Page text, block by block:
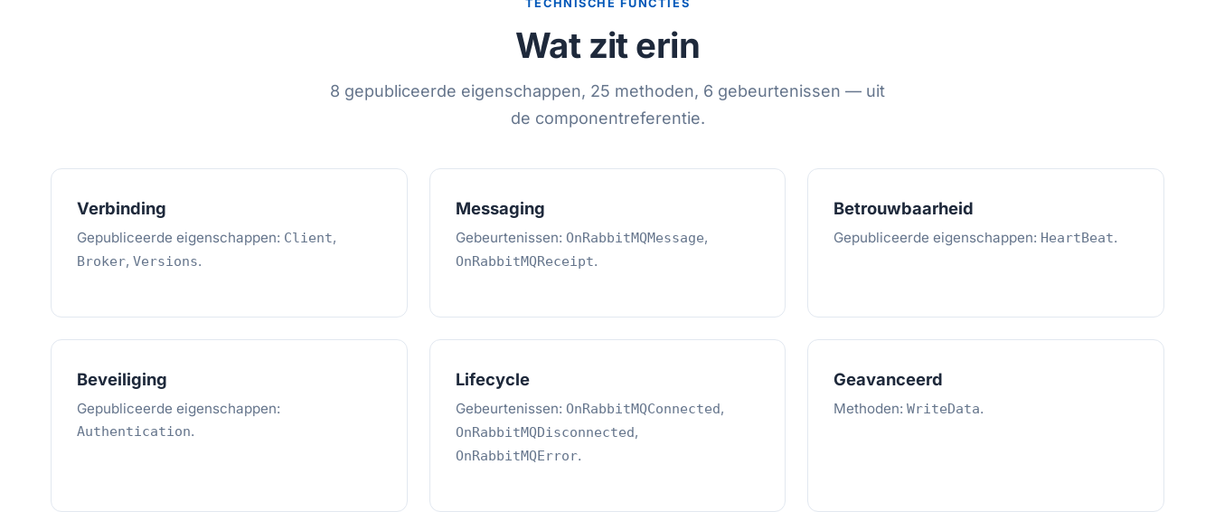
TECHNISCHE FUNCTIES
Wat zit erin
8 gepubliceerde eigenschappen, 25 methoden, 6 gebeurtenissen — uit
de componentreferentie.
Verbinding
Gepubliceerde eigenschappen: Client,
Broker, Versions.
Messaging
Gebeurtenissen: OnRabbitMQMessage,
OnRabbitMQReceipt.
Betrouwbaarheid
Gepubliceerde eigenschappen: HeartBeat.
Beveiliging
Gepubliceerde eigenschappen:
Authentication.
Lifecycle
Gebeurtenissen: OnRabbitMQConnected,
OnRabbitMQDisconnected,
OnRabbitMQError.
Geavanceerd
Methoden:WriteData.